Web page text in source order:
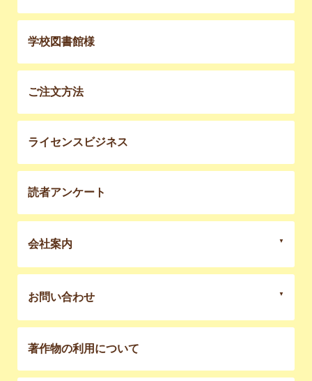
学校図書館様
ご注文方法
ライセンスビジネス
読者アンケート
会社案内
お問い合わせ
著作物の利用について